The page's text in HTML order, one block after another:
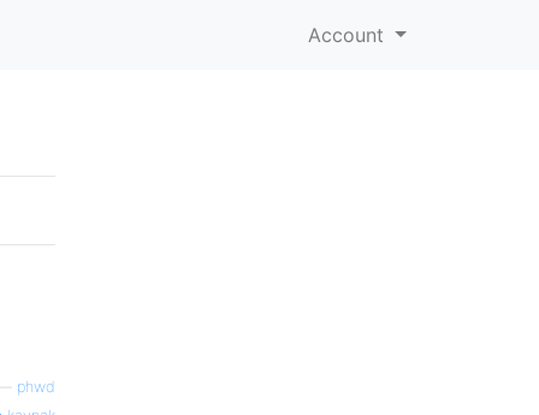
Account
phwd